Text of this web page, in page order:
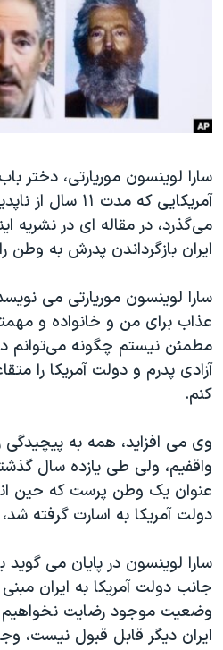
فرهنگ و زندگی
حقوق شهروندی
علم و فناوری
گالری عکس
آرشیو پخش زنده
انتخابات ریاست جمهوری آمریکا ۲۰۲۴
حمله جمهوری اسلامی به اسرائیل
اعتراضات زن، زندگی، آزادی
مجموعه مستندهای دادخواهی
تریبونال مردمی آبان ۹۸
چهل سال گروگان‌گیری
قانون شفافیت دارائی کادر رهبری
اعتراضات مردمی آبان ۹۸
اسرائیل در جنگ
نرگس محمدی برنده جایزه نوبل صلح
همایش محافظه‌کاران آمریکا
صفحه‌های ویژه
سارا لوینسون موریارتی، دختر
آمریکایی که مدت
می‌گذرد، در مقاله ای در نشریه
ایران بازگرداندن پدرش به
سارا لوینسون موریارتی می
عذاب برای من و خانواده و
مطمئن نیستم چگونه می‌توانم
آزادی پدرم و دولت آمریکا را
کنم.
وی می افزاید، همه به پیچیدگی
واقفیم، ولی طی یازده سال
عنوان یک وطن پرست که حین
دولت آمریکا به اسارت گرفته
سارا لوینسون در پایان می گوید
جانب دولت آمریکا به ایران
وضعیت موجود رضایت نخواهیم
ایران دیگر قابل قبول نیست،